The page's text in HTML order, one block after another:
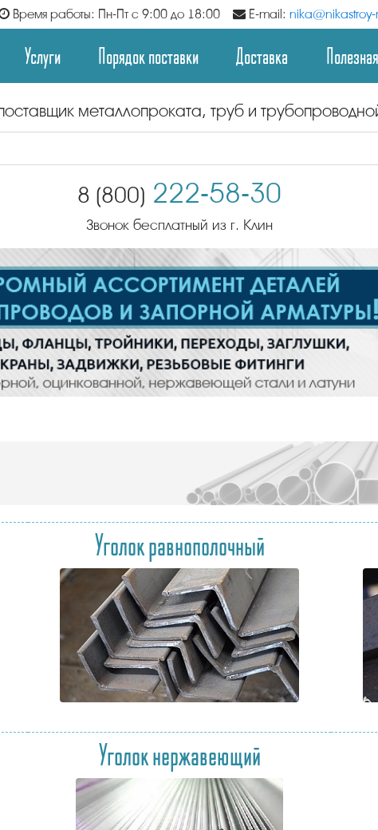
Время работы: Пн-Пт с 9:00 до 18:00 E-mail: nika@nikastroy-
Услуги Порядок поставки Доставка
металлопроката, труб и
8 (800) 222-58-30
Звонок бесплатный из г. Клин
Уголок равнополочный
Уголок нержавеющий